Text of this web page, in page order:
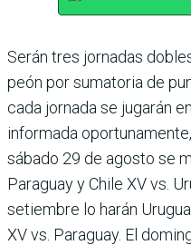
Serán tres jornadas
peón por sumatoria de
cada jornada se jugarán
infor­mada
sábado 29 de agosto se
Paraguay y Chile XV vs.
setiembre lo harán
XV vs. Paraguay. El